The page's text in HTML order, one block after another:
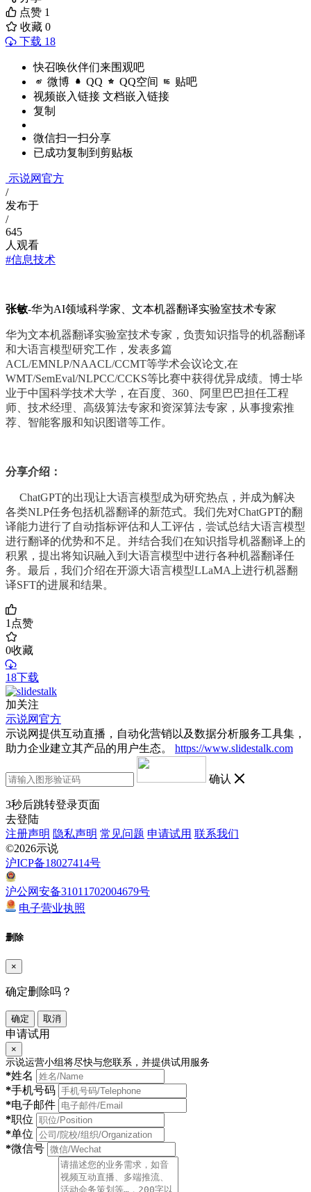
点赞 1
收藏 0
下载 18
快召唤伙伴们来围观吧
微博 QQ QQ空间 贴吧
视频嵌入链接 文档嵌入链接
复制
微信扫一扫分享
已成功复制到剪贴板
示说网官方
/
发布于
/
645
人观看
#信息技术
张敏-华为AI领域科学家、文本机器翻译实验室技术专家
华为文本机器翻译实验室技术专家，负责知识指导的机器翻译
和大语言模型研究工作，发表多篇
ACL/EMNLP/NAACL/CCMT等学术会议论文,在
WMT/SemEval/NLPCC/CCKS等比赛中获得优异成绩。博士毕
业于中国科学技术大学，在百度、360、阿里巴巴担任工程
师、技术经理、高级算法专家和资深算法专家，从事搜索推
荐、智能客服和知识图谱等工作。
分享介绍：
ChatGPT的出现让大语言模型成为研究热点，并成为解决
各类NLP任务包括机器翻译的新范式。我们先对ChatGPT的翻
译能力进行了自动指标评估和人工评估，尝试总结大语言模型
进行翻译的优势和不足。并结合我们在知识指导机器翻译上的
积累，提出将知识融入到大语言模型中进行各种机器翻译任
务。最后，我们介绍在开源大语言模型LLaMA上进行机器翻
译SFT的进展和结果。
1点赞
0收藏
18下载
加关注
示说网官方
示说网提供互动直播，自动化营销以及数据分析服务工具集，
助力企业建立其产品的用户生态。
https://www.slidestalk.com
确认
3秒后跳转登录页面
去登陆
注册声明 隐私声明 常见问题 申请试用 联系我们
©2026示说
沪ICP备18027414号
沪公网安备31011702004679号
电子营业执照
删除
×
确定删除吗？
确定 取消
申请试用
×
示说运营小组将尽快与您联系，并提供试用服务
*姓名
*手机号码
*电子邮件
*职位
*单位
*微信号